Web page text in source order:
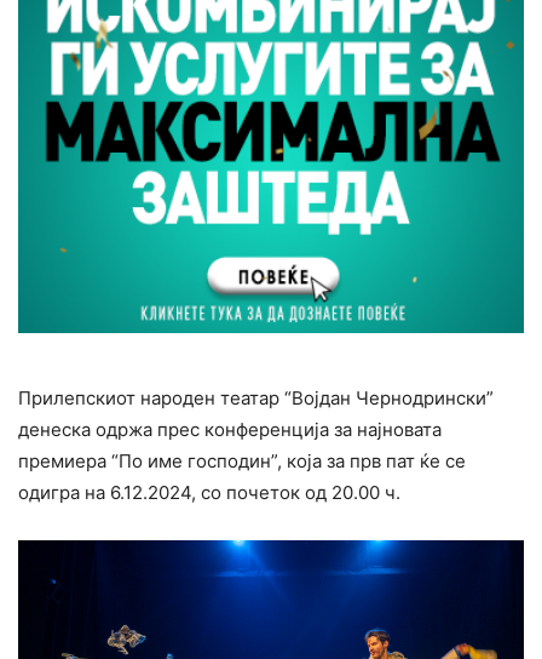
Прилепскиот народен театар “Војдан Чернодрински”
денеска одржа прес конференција за најновата
премиера “По име господин”, која за прв пат ќе се
одигра на 6.12.2024, со почеток од 20.00 ч.